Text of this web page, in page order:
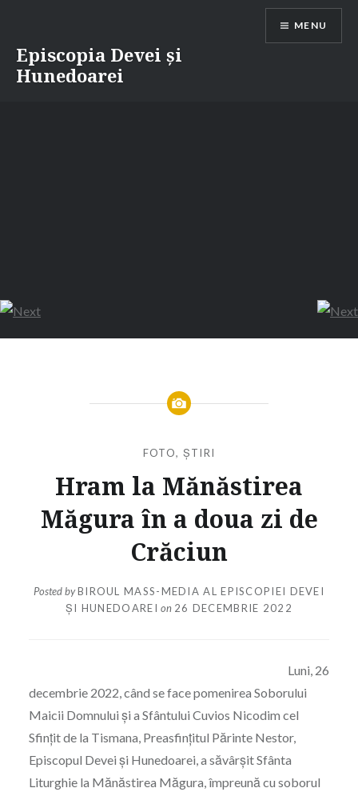
content
Episcopia Devei și
Hunedoarei
MENU
FOTO, ȘTIRI
Hram la Mănăstirea
Măgura în a doua zi de
Crăciun
Posted byBIROUL MASS-MEDIA AL EPISCOPIEI DEVEI
ȘI HUNEDOAREI on 26 DECEMBRIE 2022
Luni, 26
decembrie 2022, când se face pomenirea Soborului
Maicii Domnului și a Sfântului Cuvios Nicodim cel
Sfințit de la Tismana, Preasfințitul Părinte Nestor,
Episcopul Devei și Hunedoarei, a săvârșit Sfânta
Liturghie la Mănăstirea Măgura, împreună cu soborul